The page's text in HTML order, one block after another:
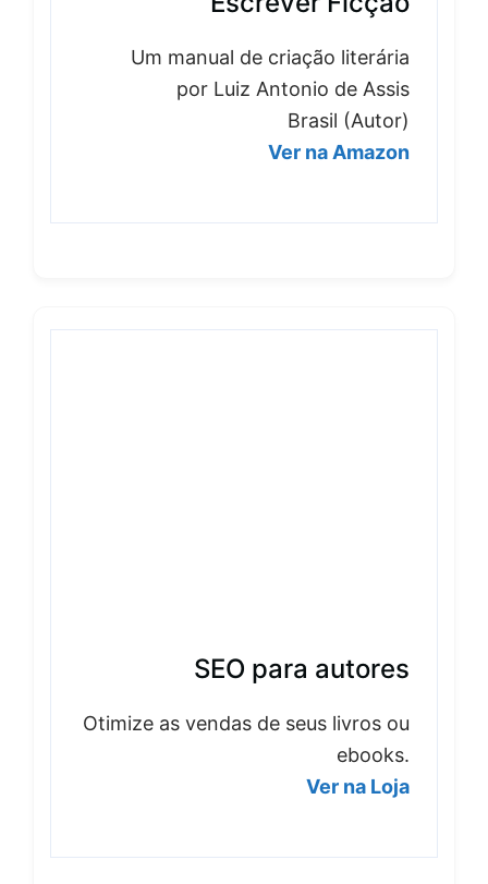
Um manual de criação literária
por Luiz Antonio de Assis
Brasil (Autor)
Ver na Amazon
SEO para autores
Otimize as vendas de seus livros ou
ebooks.
Ver na Loja